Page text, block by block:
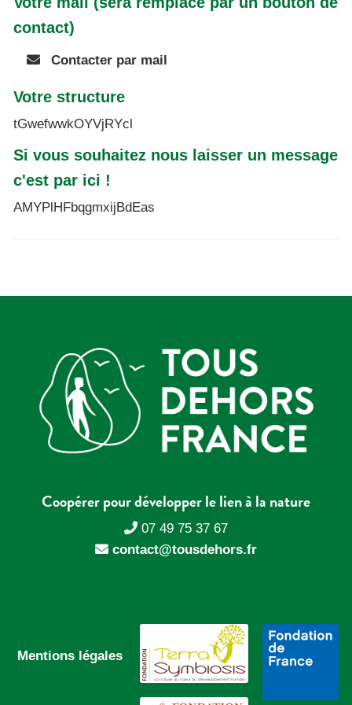
contact)
Contacter par mail
Votre structure
tGwefwwkOYVjRYcl
Si vous souhaitez nous laisser un message
c'est par ici !
AMYPlHFbqgmxijBdEas
Coopérer pour développer le lien à la nature
07 49 75 37 67
contact@tousdehors.fr
Mentions légales